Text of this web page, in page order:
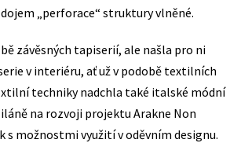
„perforace“ struktury vlněné.
závěsných tapiserií, ale našla pro ni
v interiéru, ať už v podobě textilních
techniky nadchla také italské módní
na rozvoji projektu Arakne Non
možnostmi využití v oděvním designu.